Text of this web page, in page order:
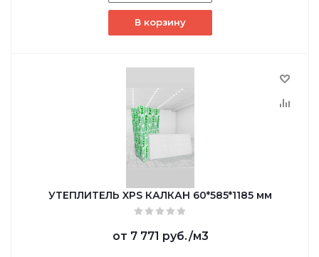
В корзину
УТЕПЛИТЕЛЬ XPS КАЛКАН 60*585*1185 мм
от 7 771 руб./м3